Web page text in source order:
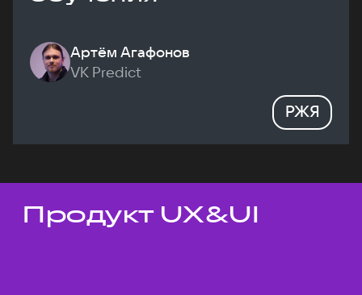
Артём Агафонов
VK Predict
РЖЯ
Темы докладов
Продукт UX&UI